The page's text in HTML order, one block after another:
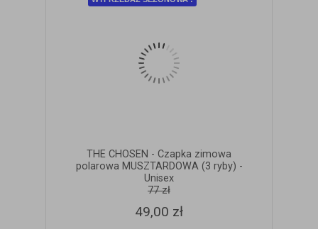
THE CHOSEN - Czapka zimowa
polarowa MUSZTARDOWA (3 ryby) -
Unisex
77 zł
49,00 zł